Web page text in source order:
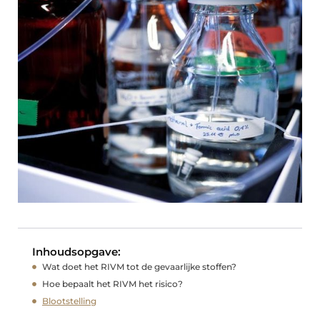
Inhoudsopgave:
Wat doet het RIVM tot de gevaarlijke stoffen?
Hoe bepaalt het RIVM het risico?
Blootstelling